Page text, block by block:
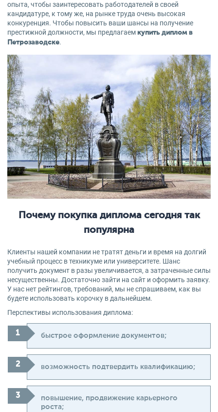
опыта, чтобы заинтересовать работодателей в своей
кандидатуре, к тому же, на рынке труда очень высокая
конкуренция. Чтобы повысить ваши шансы на получение
престижной должности, мы предлагаем купить диплом в
Петрозаводске.
Почему покупка диплома сегодня так
популярна
Клиенты нашей компании не тратят деньги и время на долгий
учебный процесс в техникуме или университете. Шанс
получить документ в разы увеличивается, а затраченные силы
несущественны. Достаточно зайти на сайт и оформить заявку.
У нас нет рейтингов, требований, мы не спрашиваем, как вы
будете использовать корочку в дальнейшем.
Перспективы использования диплома:
быстрое оформление документов;
возможность подтвердить квалификацию;
повышение, продвижение карьерного
роста;